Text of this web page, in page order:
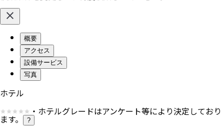
概要
アクセス
設備サービス
写真
ホテル
・ホテルグレードはアンケート等により決定しており
ます。 ?